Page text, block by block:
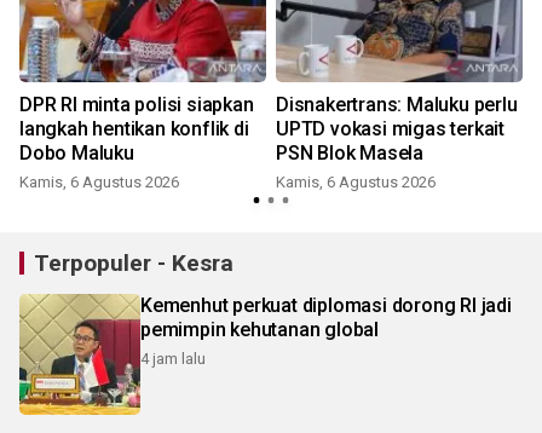
DPR RI minta polisi siapkan
langkah hentikan konflik di
Dobo Maluku
Kamis, 6 Agustus 2026
Disnakertrans: Maluku perlu
UPTD vokasi migas terkait
PSN Blok Masela
Kamis, 6 Agustus 2026
Terpopuler - Kesra
Kemenhut perkuat diplomasi dorong RI jadi
pemimpin kehutanan global
4 jam lalu